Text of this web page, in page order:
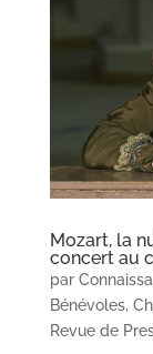
Mozart, la
concert au
par
Bénévoles,
Revue de